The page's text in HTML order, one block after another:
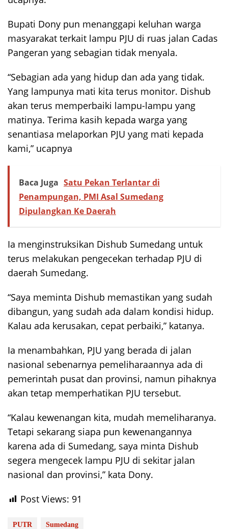
Bupati Dony pun menanggapi keluhan warga
masyarakat terkait lampu PJU di ruas jalan Cadas
Pangeran yang sebagian tidak menyala.
“Sebagian ada yang hidup dan ada yang tidak.
Yang lampunya mati kita terus monitor. Dishub
akan terus memperbaiki lampu-lampu yang
matinya. Terima kasih kepada warga yang
senantiasa melaporkan PJU yang mati kepada
kami,” ucapnya
Baca Juga Satu Pekan Terlantar di
Penampungan, PMI Asal Sumedang
Dipulangkan Ke Daerah
Ia menginstruksikan Dishub Sumedang untuk
terus melakukan pengecekan terhadap PJU di
daerah Sumedang.
“Saya meminta Dishub memastikan yang sudah
dibangun, yang sudah ada dalam kondisi hidup.
Kalau ada kerusakan, cepat perbaiki,” katanya.
Ia menambahkan, PJU yang berada di jalan
nasional sebenarnya pemeliharaannya ada di
pemerintah pusat dan provinsi, namun pihaknya
akan tetap memperhatikan PJU tersebut.
“Kalau kewenangan kita, mudah memeliharanya.
Tetapi sekarang siapa pun kewenangannya
karena ada di Sumedang, saya minta Dishub
segera mengecek lampu PJU di sekitar jalan
nasional dan provinsi,” kata Dony.
Post Views: 91
PUTR Sumedang